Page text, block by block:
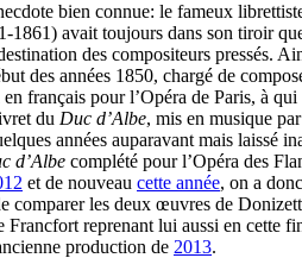
bien connue: le fameux
1861) avait toujours dans son tiroir
des compositeurs pressés.
des années 1850, chargé de
en français pour l’Opéra de Paris, à
du Duc d’Albe, mis en musique par
années auparavant mais laissé
d’Albe complété pour l’Opéra des
et de nouveau cette année, on a donc
comparer les deux œuvres de
Francfort reprenant lui aussi en cette
production de 2013.